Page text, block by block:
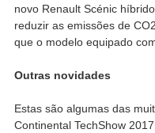
novo Renault Scénic
reduzir as emissões de
que o modelo equipado
Outras novidades
Estas são algumas das
Continental TechShow